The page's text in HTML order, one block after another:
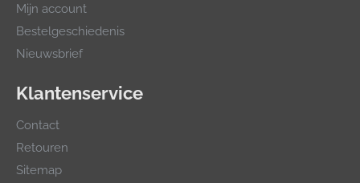
Mijn account
Bestelgeschiedenis
Nieuwsbrief
Klantenservice
Contact
Retouren
Sitemap